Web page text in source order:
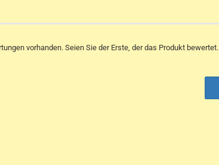
vorhanden. Seien Sie der Erste, der das Produkt bewertet.